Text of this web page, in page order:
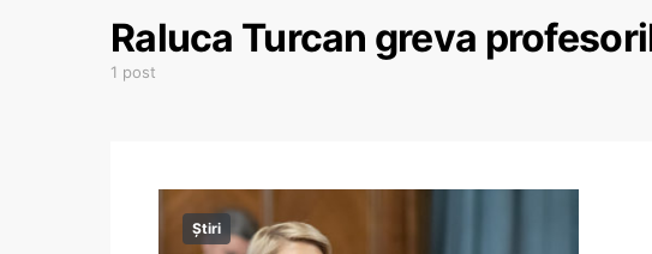
Raluca Turcan greva
1 post
Știri